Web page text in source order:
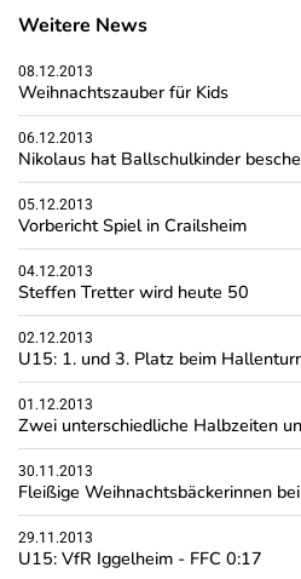
Weitere News
08.12.2013
Weihnachtszauber für Kids
06.12.2013
Nikolaus hat Ballschulkinder
05.12.2013
Vorbericht Spiel in Crailsheim
04.12.2013
Steffen Tretter wird heute 50
02.12.2013
U15: 1. und 3. Platz beim
01.12.2013
Zwei unterschiedliche Halbzeiten
30.11.2013
Fleißige Weihnachtsbäckerinnen
29.11.2013
U15: VfR Iggelheim - FFC 0:17